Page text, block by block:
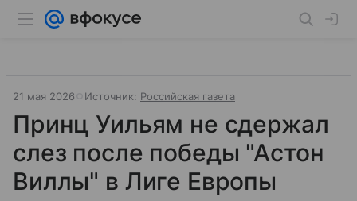
21 мая 2026 Источник: Российская газета
Принц Уильям не сдержал
слез после победы "Астон
Виллы" в Лиге Европы